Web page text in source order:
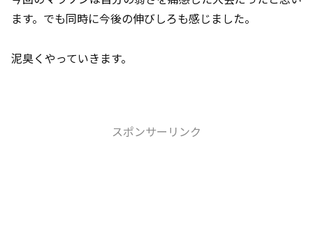
ます。でも同時に今後の伸びしろも感じました。
泥臭くやっていきます。
スポンサーリンク